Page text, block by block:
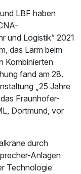
LBF haben
und Logistik“ 2021
das Lärm beim
Kombinierten
fand am 28.
„25 Jahre
Fraunhofer-
Dortmund, vor
durch
Anlagen
Technologie